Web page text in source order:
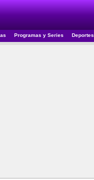
Programas y Series Deportes